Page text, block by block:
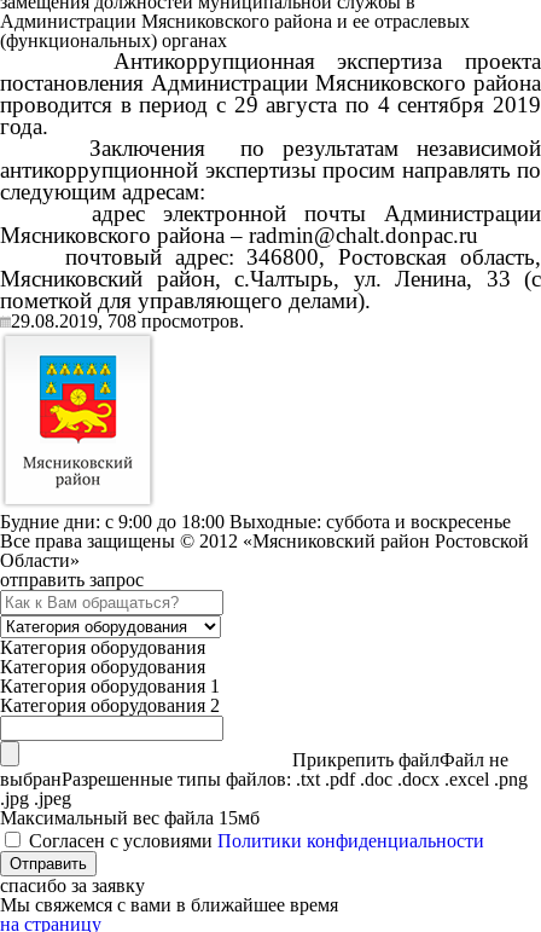
Администрации Мясниковского района и ее отраслевых
(функциональных) органах
Антикоррупционная экспертиза проекта
постановления Администрации Мясниковского района
проводится в период с 29 августа по 4 сентября 2019
года.
Заключения по результатам независимой
антикоррупционной экспертизы просим направлять по
следующим адресам:
адрес электронной почты Администрации
Мясниковского района – radmin@chalt.donpac.ru
почтовый адрес: 346800, Ростовская область,
Мясниковский район, с.Чалтырь, ул. Ленина, 33 (с
пометкой для управляющего делами).
29.08.2019, 708 просмотров.
Будние дни: c 9:00 до 18:00 Выходные: суббота и воскресенье
Все права защищены © 2012 «Мясниковский район Ростовской
Области»
отправить запрос
Категория оборудования
Категория оборудования
Категория оборудования 1
Категория оборудования 2
Прикрепить файлФайл не
выбранРазрешенные типы файлов: .txt .pdf .doc .docx .excel .png
.jpg .jpeg
Максимальный вес файла 15мб
Согласен с условиями Политики конфиденциальности
спасибо за заявку
Мы свяжемся с вами в ближайшее время
на страницу